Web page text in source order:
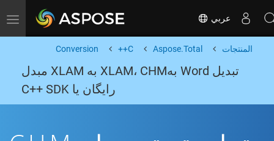
Toggle navigation عربي
المنتجات Aspose.Total
C++
Conversion
تبدیل Word بهXLAM، CHM به XLAM مبدل
رایگان یا C++ SDK